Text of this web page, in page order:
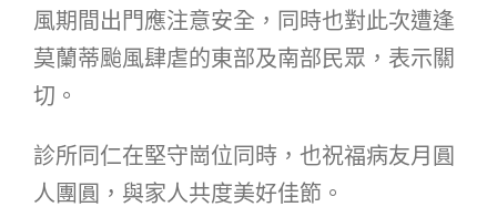
風期間出門應注意安全，同時也對此次遭逢
莫蘭蒂颱風肆虐的東部及南部民眾，表示關
切。
診所同仁在堅守崗位同時，也祝福病友月圓
人團圓，與家人共度美好佳節。